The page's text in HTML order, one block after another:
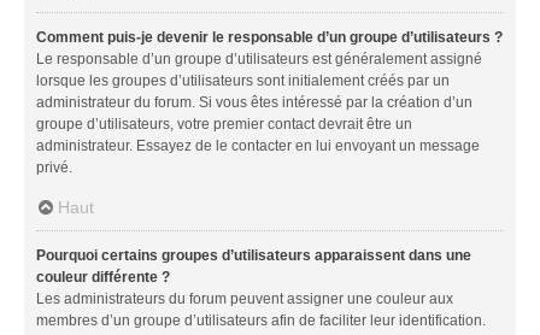
Comment puis-je devenir le responsable d’un groupe d’utilisateurs ?
Le responsable d’un groupe d’utilisateurs est généralement assigné
lorsque les groupes d’utilisateurs sont initialement créés par un
administrateur du forum. Si vous êtes intéressé par la création d’un
groupe d’utilisateurs, votre premier contact devrait être un
administrateur. Essayez de le contacter en lui envoyant un message
privé.
Haut
Pourquoi certains groupes d’utilisateurs apparaissent dans une
couleur différente ?
Les administrateurs du forum peuvent assigner une couleur aux
membres d’un groupe d’utilisateurs afin de faciliter leur identification.